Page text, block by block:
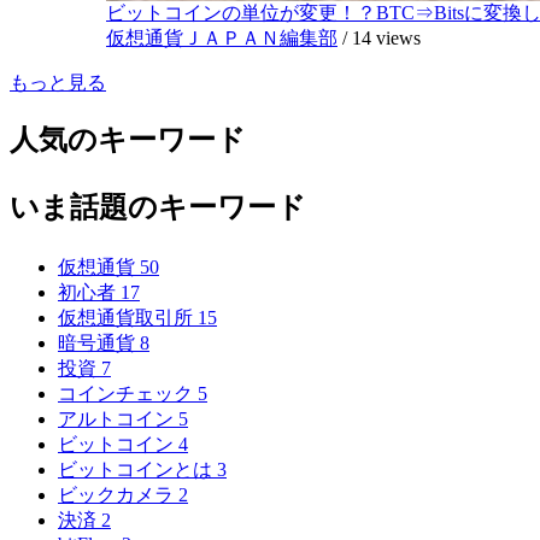
ビットコインの単位が変更！？BTC⇒Bitsに変換し
仮想通貨ＪＡＰＡＮ編集部 / 14 views
もっと見る
人気のキーワード
いま話題のキーワード
仮想通貨 50
初心者 17
仮想通貨取引所 15
暗号通貨 8
投資 7
コインチェック 5
アルトコイン 5
ビットコイン 4
ビットコインとは 3
ビックカメラ 2
決済 2